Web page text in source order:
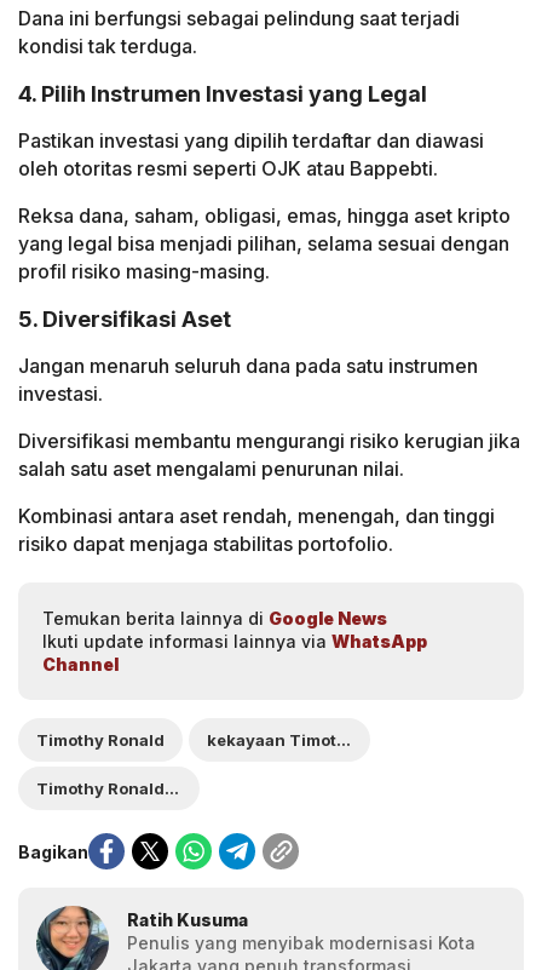
Dana ini berfungsi sebagai pelindung saat terjadi
kondisi tak terduga.
4. Pilih Instrumen Investasi yang Legal
Pastikan investasi yang dipilih terdaftar dan diawasi
oleh otoritas resmi seperti OJK atau Bappebti.
Reksa dana, saham, obligasi, emas, hingga aset kripto
yang legal bisa menjadi pilihan, selama sesuai dengan
profil risiko masing-masing.
5. Diversifikasi Aset
Jangan menaruh seluruh dana pada satu instrumen
investasi.
Diversifikasi membantu mengurangi risiko kerugian jika
salah satu aset mengalami penurunan nilai.
Kombinasi antara aset rendah, menengah, dan tinggi
risiko dapat menjaga stabilitas portofolio.
Temukan berita lainnya di Google News
Ikuti update informasi lainnya via WhatsApp
Channel
Timothy Ronald kekayaan Timothy Ronald
Timothy Ronald dipolisikan
Bagikan
Ratih Kusuma
Penulis yang menyibak modernisasi Kota
Jakarta yang penuh transformasi